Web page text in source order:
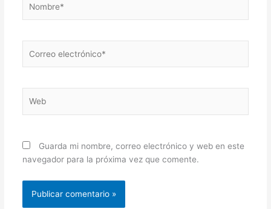
electrónico*
Guarda mi nombre, correo electrónico y web en este
navegador para la próxima vez que comente.